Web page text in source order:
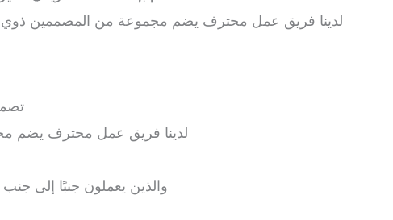
لدينا فريق عمل محترف يضم مجموعة من المصممين ذوي
لدينا فريق عمل محترف يضم
والذين يعملون جنبًا إلى